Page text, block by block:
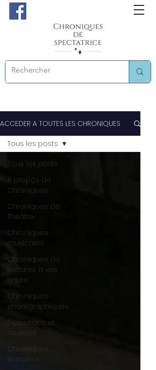
ACCEDER A TOUTES LES CHRONIQUES
Tous les posts
A propos de
Chroniques
Chroniques de
Théâtre
Chroniques
musicales
Chroniques de
lectures à voix
haute
Chroniques
chorégraphiques
Expositions et
musées
Chroniques
littéraires
Tous les posts